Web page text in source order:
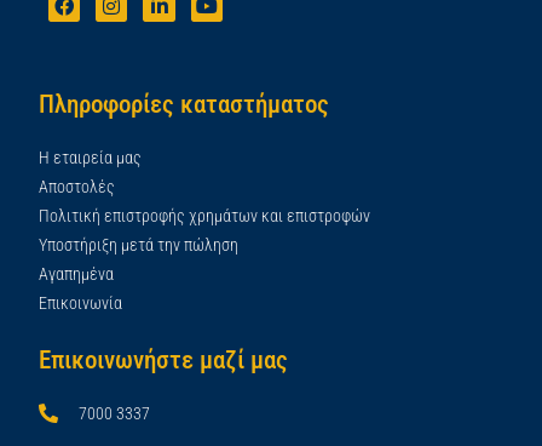
Πληροφορίες καταστήματος
Η εταιρεία μας
Αποστολές
Πολιτική επιστροφής χρημάτων και επιστροφών
Υποστήριξη μετά την πώληση
Αγαπημένα
Επικοινωνία
Επικοινωνήστε μαζί μας
7000 3337